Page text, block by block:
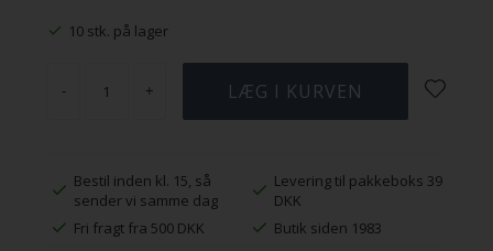
10 stk. på lager
- +
Bestil inden kl. 15, så
sender vi samme dag
Levering til pakkeboks 39
DKK
Fri fragt fra 500 DKK
Butik siden 1983